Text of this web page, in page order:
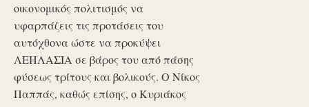
οικονομικός πολιτισμός να
υφαρπάζεις τις προτάσεις του
αυτόχθονα ώστε να προκύψει
ΛΕΗΛΑΣΙΑ σε βάρος του από πάσης
φύσεως τρίτους και βολικούς. Ο Νίκος
Παππάς, καθώς επίσης, ο Κυριάκος